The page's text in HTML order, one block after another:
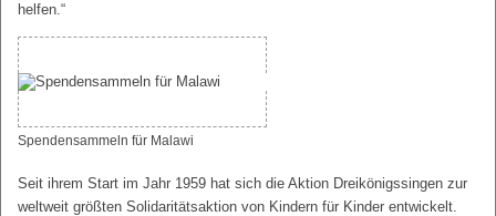
helfen.“
Spendensammeln für Malawi
Seit ihrem Start im Jahr 1959 hat sich die Aktion Dreikönigssingen zur
weltweit größten Solidaritätsaktion von Kindern für Kinder entwickelt.